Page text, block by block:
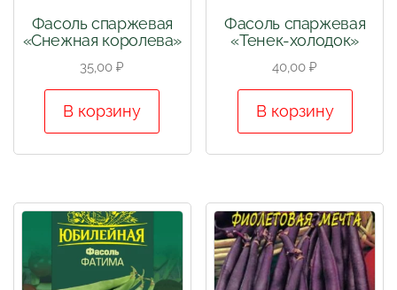
Фасоль спаржевая
«Снежная королева»
35,00₽
В корзину
Фасоль спаржевая
«Тенек-холодок»
40,00₽
В корзину